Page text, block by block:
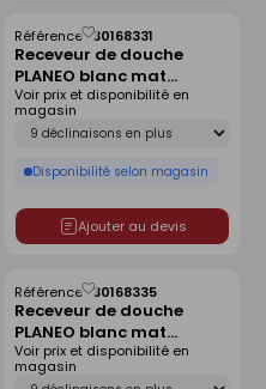
Receveur de douche
PLANEO blanc mat
antidérapant - 120 x 90
cm
Référence :30168331
Déclinaison
Disponibilité selon magasin
Voir prix et disponibilité en
magasin
Ajouter au devis
Enregistrer
comme
liste
Receveur de douche
PLANEO blanc mat
antidérapant - 160 x 90
cm
Référence :30168335
Déclinaison
Voir prix et disponibilité en
magasin
Enregistrer
comme
liste